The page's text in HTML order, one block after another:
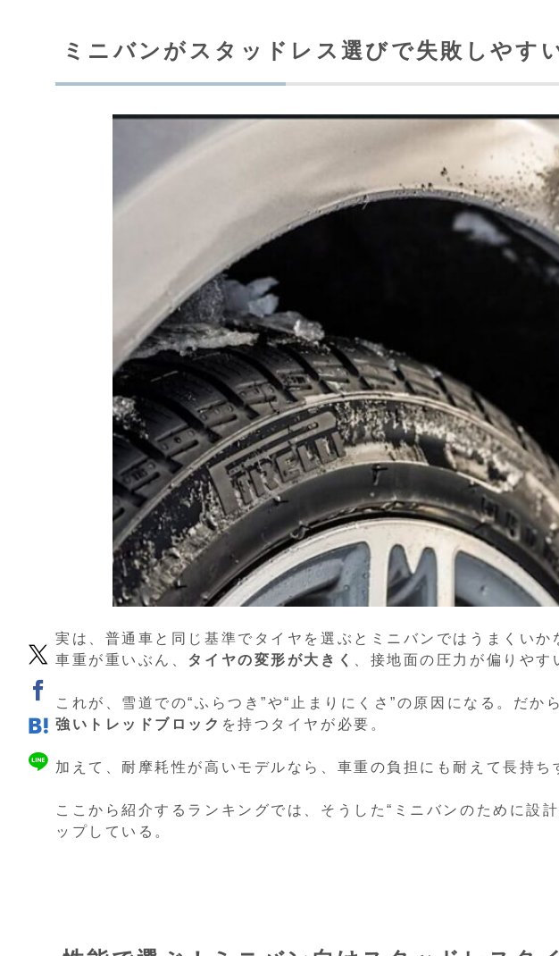
ミニバンがスタッドレス選びで失敗しやす
実は、普通車と同じ基準でタイヤを選ぶとミニバンではうまくいか
車重が重いぶん、 タイヤの変形が大きく 、接地面の圧力が偏りやす
これが、雪道での“ふらつき”や“止まりにくさ”の原因になる。だか
強いトレッドブロック を持つタイヤが必要。
加えて、耐摩耗性が高いモデルなら、車重の負担にも耐えて長持ち
ここから紹介するランキングでは、そうした“ミニバンのために設
ップしている。